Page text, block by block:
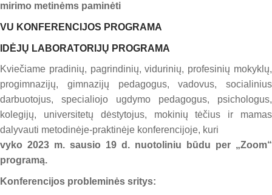
mirimo metinėms paminėti
VU KONFERENCIJOS PROGRAMA
IDĖJŲ LABORATORIJŲ PROGRAMA
Kviečiame pradinių, pagrindinių, vidurinių, profesinių mokyklų,
progimnazijų, gimnazijų pedagogus, vadovus, socialinius
darbuotojus, specialiojo ugdymo pedagogus, psichologus,
kolegijų, universitetų dėstytojus, mokinių tėčius ir mamas
dalyvauti metodinėje-praktinėje konferencijoje, kuri
vyko 2023 m. sausio 19 d. nuotoliniu būdu per „Zoom“
programą.
Konferencijos probleminės sritys: